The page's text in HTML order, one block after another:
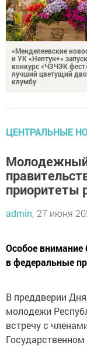
«Менделеевские
и УК «Нептун+»
конкурс «ЧЭЧЭК
лучший цветущий
клумбу
ЦЕНТРАЛЬНЫЕ
приоритеты
admin, 27 июня
Особое
в федеральные
В преддверии
молодежи
встречу с
Государственном